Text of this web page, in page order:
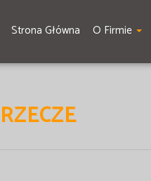
Strona Główna O Firmie